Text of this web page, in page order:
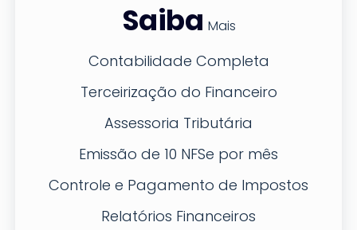
Saiba Mais
Contabilidade Completa
Terceirização do Financeiro
Assessoria Tributária
Emissão de 10 NFSe por mês
Controle e Pagamento de Impostos
Relatórios Financeiros